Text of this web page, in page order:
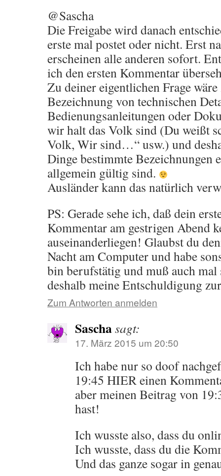
@Sascha
Die Freigabe wird danach
erste mal postet oder nicht. Erst
erscheinen alle anderen sofort.
ich den ersten Kommentar
Zu deiner eigentlichen Frage wäre
Bezeichnung von technischen
Bedienungsanleitungen oder
wir halt das Volk sind (Du weißt
Volk, Wir sind…“ usw.) und
Dinge bestimmte Bezeichnungen
allgemein gültig sind.
Ausländer kann das natürlich
PS: Gerade sehe ich, daß dein
Kommentar am gestrigen Abend
auseinanderliegen! Glaubst du
Nacht am Computer und habe
bin berufstätig und muß auch
deshalb meine Entschuldigung
Zum Antworten anmelden
Saschasagt:
17. März 2015 um 20:50
Ich habe nur so doof
19:45 HIER einen
aber meinen Beitrag von
hast!
Ich wusste also, dass du
Ich wusste, dass du die
Und das ganze sogar in